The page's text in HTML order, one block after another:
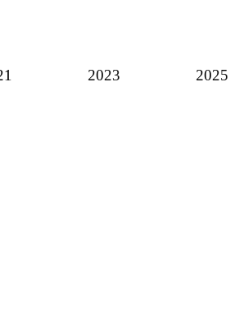
2023 2025